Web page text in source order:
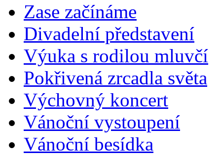
Zase začínáme
Divadelní představení
Výuka s rodilou mluvčí
Pokřivená zrcadla světa
Výchovný koncert
Vánoční vystoupení
Vánoční besídka